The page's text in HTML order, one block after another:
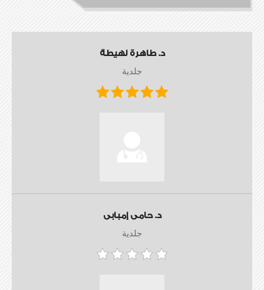
د. طاهرة لهيطة
جلدية
د. حامى إمبابى
جلدية